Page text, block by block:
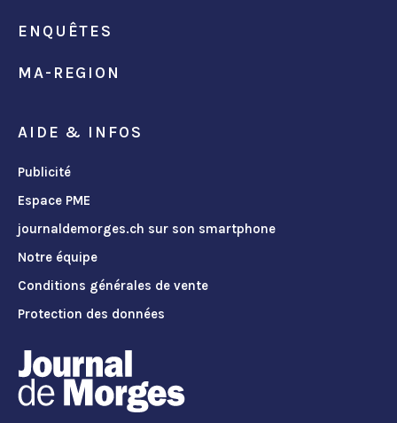
ENQUÊTES
MA-REGION
AIDE & INFOS
Publicité
Espace PME
journaldemorges.ch sur son smartphone
Notre équipe
Conditions générales de vente
Protection des données